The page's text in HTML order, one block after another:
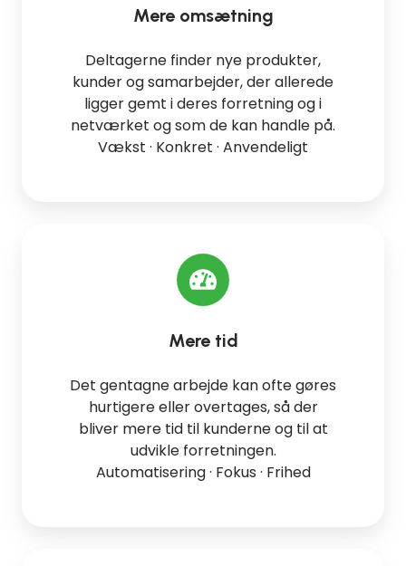
Mere omsætning
Deltagerne finder nye produkter,
kunder og samarbejder, der allerede
ligger gemt i deres forretning og i
netværket og som de kan handle på.
Vækst · Konkret · Anvendeligt
Mere tid
Det gentagne arbejde kan ofte gøres
hurtigere eller overtages, så der
bliver mere tid til kunderne og til at
udvikle forretningen.
Automatisering · Fokus · Frihed